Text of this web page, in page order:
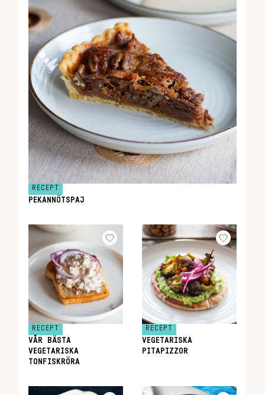
RECEPT
PEKANNÖTSPAJ
RECEPT
VÅR BÄSTA
VEGETARISKA
TONFISKRÖRA
RECEPT
VEGETARISKA
PITAPIZZOR